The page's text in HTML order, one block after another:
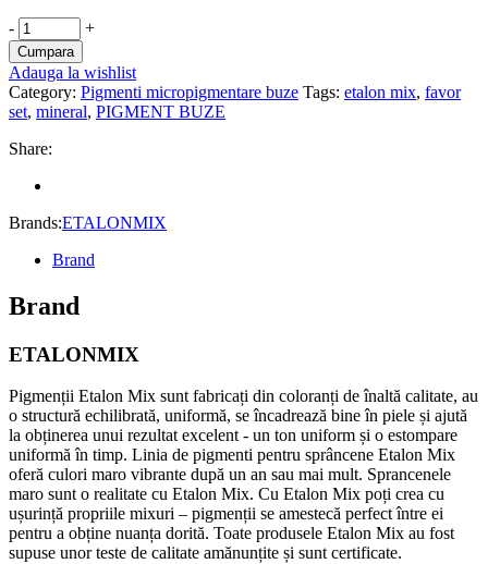
PIGMENT
ETALONMIX
BUZE,
FAVOR
SET
NUANTA
LUMIA
quantity
- +
Cumpara
Adauga la wishlist
Category: Pigmenti micropigmentare buze Tags: etalon mix, favor
set, mineral, PIGMENT BUZE
Share:
Brands:ETALONMIX
Brand
Brand
ETALONMIX
Pigmenții Etalon Mix sunt fabricați din coloranți de înaltă calitate, au
o structură echilibrată, uniformă, se încadrează bine în piele și ajută
la obținerea unui rezultat excelent - un ton uniform și o estompare
uniformă în timp. Linia de pigmenti pentru sprâncene Etalon Mix
oferă culori maro vibrante după un an sau mai mult. Sprancenele
maro sunt o realitate cu Etalon Mix. Cu Etalon Mix poți crea cu
ușurință propriile mixuri – pigmenții se amestecă perfect între ei
pentru a obține nuanța dorită. Toate produsele Etalon Mix au fost
supuse unor teste de calitate amănunțite și sunt certificate.